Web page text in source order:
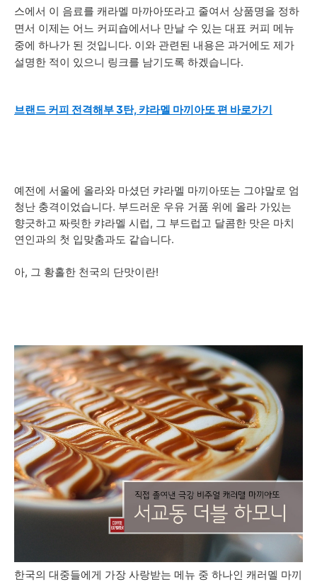
스에서 이 음료를 캐라멜 마까아또라고 줄여서 상품명을 정하
면서 이제는 어느 커피숍에서나 만날 수 있는 대표 커피 메뉴
중에 하나가 된 것입니다. 이와 관련된 내용은 과거에도 제가
설명한 적이 있으니 링크를 남기도록 하겠습니다.
브랜드 커피 전격해부 3탄, 캬라멜 마끼아또 편 바로가기
예전에 서울에 올라와 마셨던 캬라멜 마끼아또는 그야말로 엄
청난 충격이었습니다. 부드러운 우유 거품 위에 올라 가있는
향긋하고 짜릿한 캬라멜 시럽, 그 부드럽고 달콤한 맛은 마치
연인과의 첫 입맞춤과도 같습니다.
아, 그 황홀한 천국의 단맛이란!
한국의 대중들에게 가장 사랑받는 메뉴 중 하나인 캐러멜 마끼